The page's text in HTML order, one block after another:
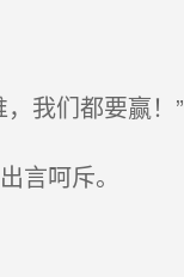
我们都要赢！”
言呵斥。